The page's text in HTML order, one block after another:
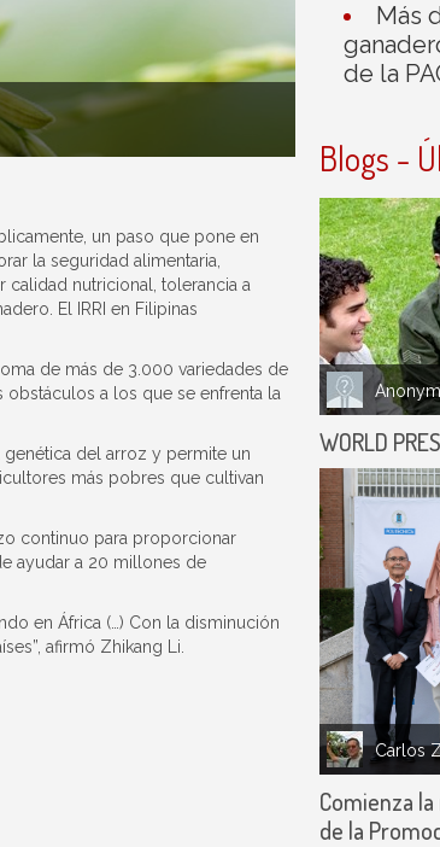
un paso que pone en
la seguridad alimentaria,
calidad nutricional, tolerancia a
El IRRI en Filipinas
de más de 3.000 variedades de
a los que se enfrenta la
del arroz y permite un
más pobres que cultivan
continuo para proporcionar
ayudar a 20 millones de
en África (…) Con la disminución
afirmó Zhikang Li.
Más
de la
Blogs -
WORLD
Carlos
Comienza
de la